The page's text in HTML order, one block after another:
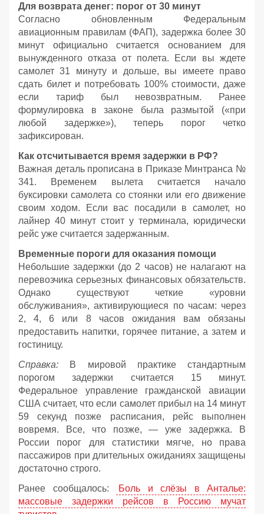
Для возврата денег: порог от 30 минут
Согласно обновленным Федеральным
авиационным правилам (ФАП), задержка более 30
минут официально считается основанием для
вынужденного отказа от полета. Если вы ждете
самолет 31 минуту и дольше, вы имеете право
сдать билет и потребовать 100% стоимости, даже
если тариф был невозвратным. Ранее
формулировка в законе была размытой («при
любой задержке»), теперь порог четко
зафиксирован.
Как отсчитывается время задержки в РФ?
Важная деталь прописана в Приказе Минтранса №
341. Временем вылета считается начало
буксировки самолета со стоянки или его движение
своим ходом. Если вас посадили в самолет, но
лайнер 40 минут стоит у терминала, юридически
рейс уже считается задержанным.
Временные пороги для оказания помощи
Небольшие задержки (до 2 часов) не налагают на
перевозчика серьезных финансовых обязательств.
Однако существуют четкие «уровни
обслуживания», активирующиеся по часам: через
2, 4, 6 или 8 часов ожидания вам обязаны
предоставить напитки, горячее питание, а затем и
гостиницу.
Справка: В мировой практике стандартным
порогом задержки считается 15 минут.
Федеральное управление гражданской авиации
США считает, что если самолет прибыл на 14 минут
59 секунд позже расписания, рейс выполнен
вовремя. Все, что позже, — уже задержка. В
России порог для статистики мягче, но права
пассажиров при длительных ожиданиях защищены
достаточно строго.
Ранее сообщалось:
Боль и слёзы в Анталье:
массовые задержки рейсов в Россию мучат